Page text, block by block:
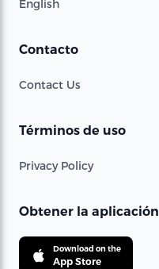
English
Contacto
Contact Us
Términos de uso
Privacy Policy
Obtener la aplicación
Download on the
App Store